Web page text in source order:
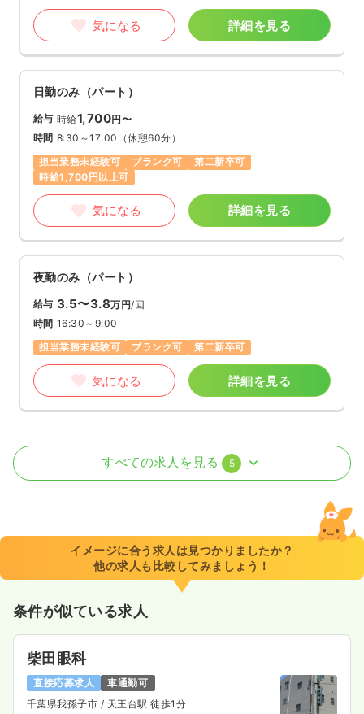
気になる 詳細を見る
日勤のみ（パート）
給与 時給1,700円〜
時間 8:30～17:00 （休憩60分）
担当業務未経験可
ブランク可
第二新卒可
時給1,700円以上可
気になる 詳細を見る
夜勤のみ（パート）
給与 3.5〜3.8万円/回
時間 16:30～9:00
担当業務未経験可
ブランク可 第二新卒可
気になる 詳細を見る
外来
8:30～17:00
4週8休以上
ブランク可 月給25万円以上可
気になる
2交代（常勤） 一時募集休止
給与 30.5万円〜/月 賞与3.4ヶ月
すべての求人を見る 5
イメージに合う求人は見つかりましたか？
他の求人も比較してみましょう！
条件が似ている求人
柴田眼科
直接応募求人
車通勤可
千葉県我孫子市 / 天王台駅 徒歩1分